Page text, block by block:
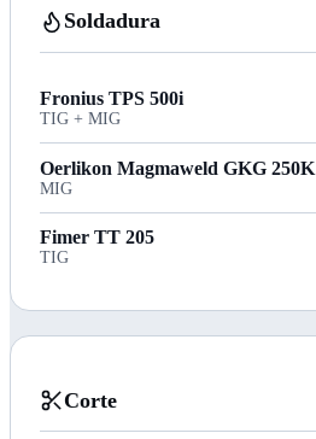
Soldadura
Fronius TPS 500i
TIG + MIG
Oerlikon Magmaweld GKG 250K
MIG
Fimer TT 205
TIG
Corte